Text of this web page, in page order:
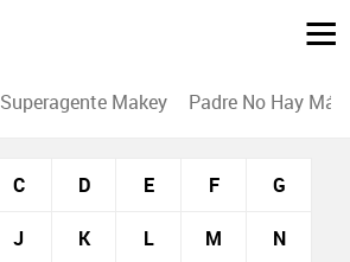
Superagente Makey Padre No Hay
C D E F G
J K L M N